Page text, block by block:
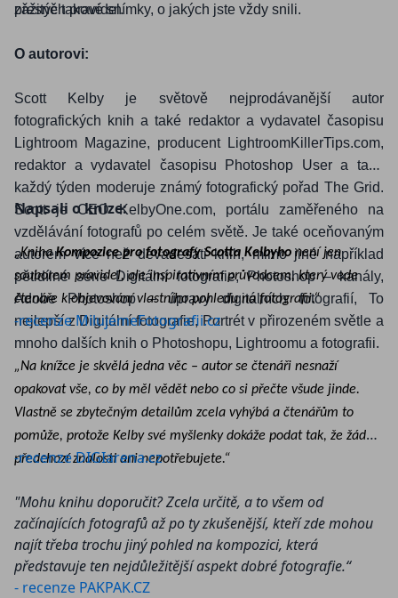
zažitých pravidel.
přesně takové snímky, o jakých jste vždy snili.
O autorovi:
Scott Kelby je světově nejprodávanější autor
fotografických knih a také redaktor a vydavatel časopisu
Lightroom Magazine, producent LightroomKillerTips.com,
redaktor a vydavatel časopisu Photoshop User a také
každý týden moderuje známý fotografický pořad The Grid.
Scott je CEO KelbyOne.com, portálu zaměřeného na
vzdělávání fotografů po celém světě. Je také oceňovaným
autorem více než devadesáti knih, mimo jiné například
pětidílné série Digitální fotografie, Photoshop – kanály,
Adobe Photoshop – úpravy digitálních fotografií, To
nejlepší z Digitální fotografie, Portrét v přirozeném světle a
mnoho dalších knih o Photoshopu, Lightroomu a fotografii.
Napsali o knize:
„KnihaKompozice pro fotografy Scotta Kelbyho není jen
souborem pravidel, ale inspirativním průvodcem, který vede
čtenáře k objevování vlastního pohledu na fotografii.“
-recenze MilujemeFotografii.cz
„Na knížce je skvělá jedna věc – autor se čtenáři nesnaží
opakovat vše, co by měl vědět nebo co si přečte všude jinde.
Vlastně se zbytečným detailům zcela vyhýbá a čtenářům to
pomůže, protože Kelby své myšlenky dokáže podat tak, že žádné
předchozí znalosti ani nepotřebujete.“
-recenze DIGIarena.cz
"Mohu knihu doporučit? Zcela určitě, a to všem od
začínajících fotografů až po ty zkušenější, kteří zde mohou
najít třeba trochu jiný pohled na kompozici, která
představuje ten nejdůležitější aspekt dobré fotografie.“
- recenze PAKPAK.CZ